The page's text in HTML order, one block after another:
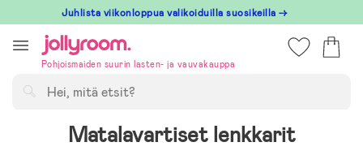
till
innehållet
Juhlista viikonloppua valikoiduilla suosikeilla →
Pohjoismaiden suurin lasten- ja vauvakauppa
Matalavartiset lenkkarit